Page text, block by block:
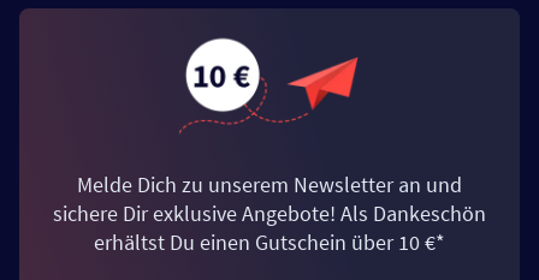
Melde Dich zu unserem Newsletter an und
sichere Dir exklusive Angebote! Als Dankeschön
erhältst Du einen Gutschein über 10 €*